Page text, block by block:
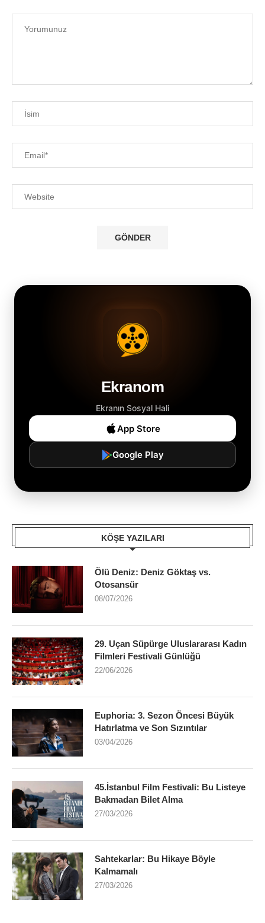
Ekranom
Ekranın Sosyal Hali
App Store
Google Play
KÖŞE YAZILARI
Ölü Deniz: Deniz Göktaş vs.
Otosansür
08/07/2026
29. Uçan Süpürge Uluslararası Kadın
Filmleri Festivali Günlüğü
22/06/2026
Euphoria: 3. Sezon Öncesi Büyük
Hatırlatma ve Son Sızıntılar
03/04/2026
45.İstanbul Film Festivali: Bu Listeye
Bakmadan Bilet Alma
27/03/2026
Sahtekarlar: Bu Hikaye Böyle
Kalmamalı
27/03/2026